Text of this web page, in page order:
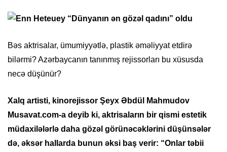
Bəs aktrisalar, ümumiyyətlə, plastik əməliyyat etdirə
bilərmi? Azərbaycanın tanınmış rejissorları bu xüsusda
necə düşünür?
Xalq artisti, kinorejissor Şeyx Əbdül Mahmudov
Musavat.com-a deyib ki, aktrisaların bir qismi estetik
müdaxilələrlə daha gözəl görünəcəklərini düşünsələr
də, əksər hallarda bunun əksi baş verir: “Onlar təbii